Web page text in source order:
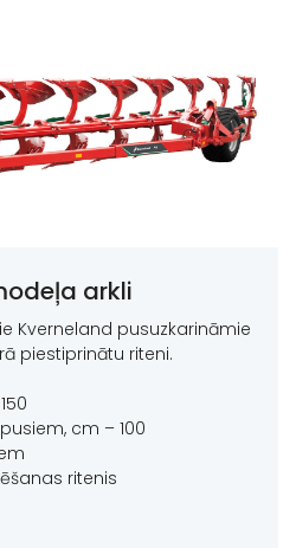
arkli
Kverneland pusuzkarināmie
piestiprinātu riteni.
cm – 100
ritenis